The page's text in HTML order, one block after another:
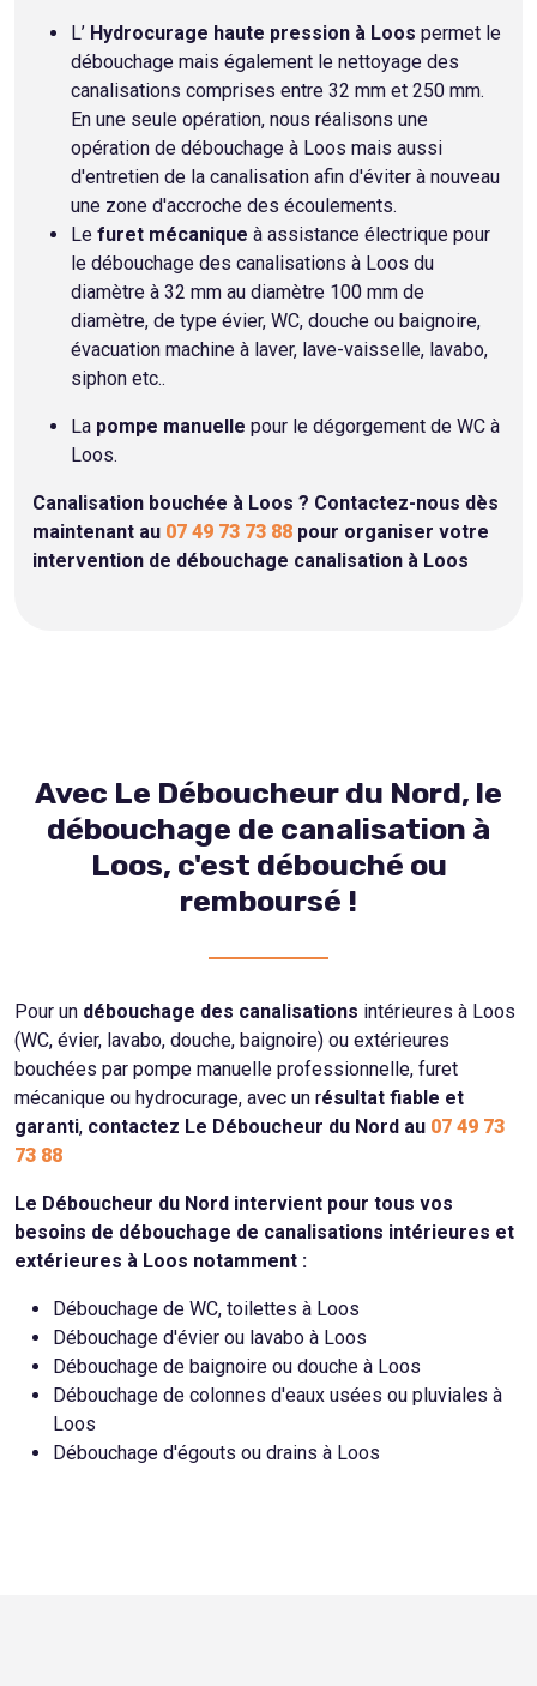
L’ Hydrocurage haute pression à Loos permet le
débouchage mais également le nettoyage des
canalisations comprises entre 32 mm et 250 mm.
En une seule opération, nous réalisons une
opération de débouchage à Loos mais aussi
d'entretien de la canalisation afin d'éviter à nouveau
une zone d'accroche des écoulements.
Le furet mécanique à assistance électrique pour
le débouchage des canalisations à Loos du
diamètre à 32 mm au diamètre 100 mm de
diamètre, de type évier, WC, douche ou baignoire,
évacuation machine à laver, lave-vaisselle, lavabo,
siphon etc..
La pompe manuelle pour le dégorgement de WC à
Loos.
Canalisation bouchée à Loos ? Contactez-nous dès
maintenant au 07 49 73 73 88 pour organiser votre
intervention de débouchage canalisation à Loos
Avec Le Déboucheur du Nord, le
débouchage de canalisation à
Loos, c'est débouché ou
remboursé !
Pour un débouchage des canalisations intérieures à Loos
(WC, évier, lavabo, douche, baignoire) ou extérieures
bouchées par pompe manuelle professionnelle, furet
mécanique ou hydrocurage, avec un résultat fiable et
garanti, contactez Le Déboucheur du Nord au 07 49 73
73 88
Le Déboucheur du Nord intervient pour tous vos
besoins de débouchage de canalisations intérieures et
extérieures à Loos notamment :
Débouchage de WC, toilettes à Loos
Débouchage d'évier ou lavabo à Loos
Débouchage de baignoire ou douche à Loos
Débouchage de colonnes d'eaux usées ou pluviales à
Loos
Débouchage d'égouts ou drains à Loos